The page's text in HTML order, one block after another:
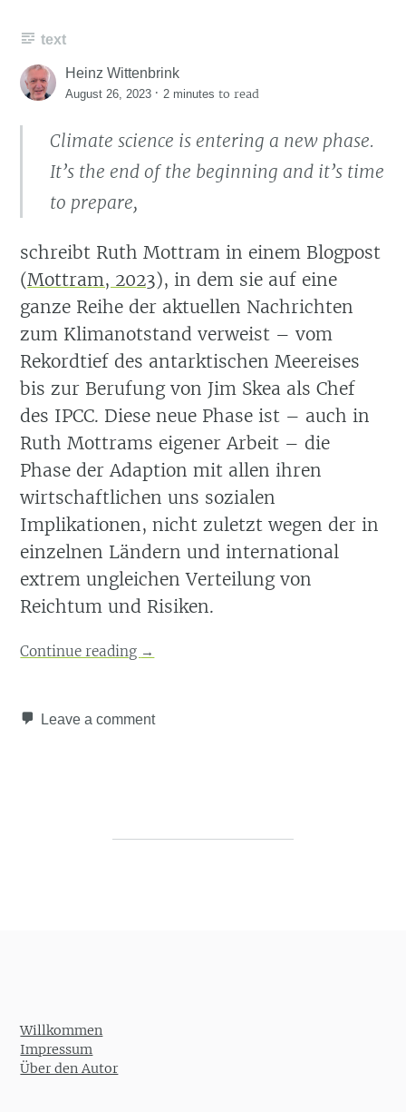
text
Heinz Wittenbrink
August 26, 2023 · 2 minutes to read
Climate science is entering a new phase.
It’s the end of the beginning and it’s time
to prepare,
schreibt Ruth Mottram in einem Blogpost
(Mottram, 2023), in dem sie auf eine
ganze Reihe der aktuellen Nachrichten
zum Klimanotstand verweist – vom
Rekordtief des antarktischen Meereises
bis zur Berufung von Jim Skea als Chef
des IPCC. Diese neue Phase ist – auch in
Ruth Mottrams eigener Arbeit – die
Phase der Adaption mit allen ihren
wirtschaftlichen uns sozialen
Implikationen, nicht zuletzt wegen der in
einzelnen Ländern und international
extrem ungleichen Verteilung von
Reichtum und Risiken.
Continue reading →
Leave a comment
Willkommen
Impressum
Über den Autor